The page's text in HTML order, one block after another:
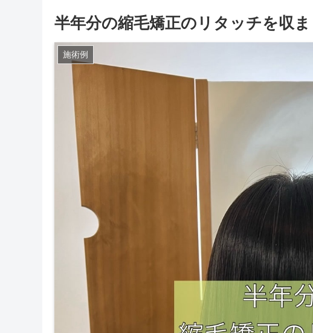
半年分の縮毛矯正のリタッチを収ま
施術例